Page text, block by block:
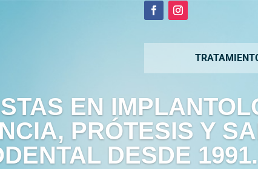
EN
PRÓTESIS Y
DESDE 1991.